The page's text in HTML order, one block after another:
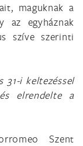
maguknak a
az egyháznak
szíve szerinti
31-i keltezéssel
elrendelte a
Szent